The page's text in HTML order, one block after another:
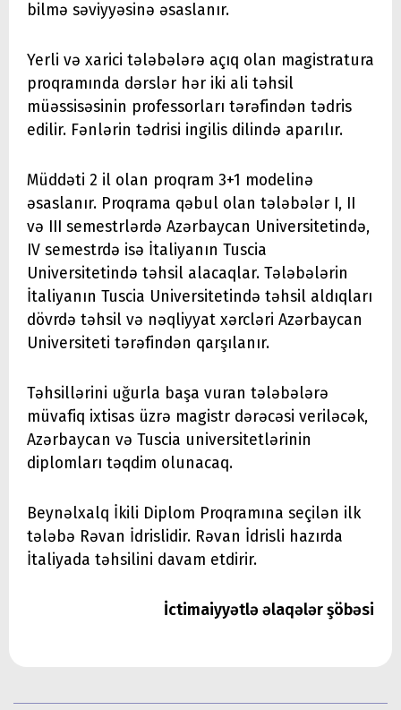
bilmə səviyyəsinə əsaslanır.
Yerli və xarici tələbələrə açıq olan magistratura
proqramında dərslər hər iki ali təhsil
müəssisəsinin professorları tərəfindən tədris
edilir. Fənlərin tədrisi ingilis dilində aparılır.
Müddəti 2 il olan proqram 3+1 modelinə
əsaslanır. Proqrama qəbul olan tələbələr I, II
və III semestrlərdə Azərbaycan Universitetində,
IV semestrdə isə İtaliyanın Tuscia
Universitetində təhsil alacaqlar. Tələbələrin
İtaliyanın Tuscia Universitetində təhsil aldıqları
dövrdə təhsil və nəqliyyat xərcləri Azərbaycan
Universiteti tərəfindən qarşılanır.
Təhsillərini uğurla başa vuran tələbələrə
müvafiq ixtisas üzrə magistr dərəcəsi veriləcək,
Azərbaycan və Tuscia universitetlərinin
diplomları təqdim olunacaq.
Beynəlxalq İkili Diplom Proqramına seçilən ilk
tələbə Rəvan İdrislidir. Rəvan İdrisli hazırda
İtaliyada təhsilini davam etdirir.
İctimaiyyətlə əlaqələr şöbəsi